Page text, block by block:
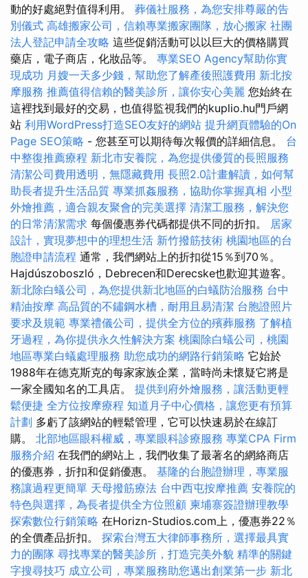
動的好處絕對值得利用。 葬儀社服務，為您安排尊嚴的告
別儀式 高雄搬家公司，信賴專業搬家團隊，放心搬家 社團
法人登記申請全攻略 這些促銷活動可以以巨大的價格購買
藥店，電子商店，化妝品等。 專業SEO Agency幫助你實
現成功 月嫂一天多少錢，幫助您了解產後照護費用 新北按
摩服務 推薦值得信賴的醫美診所，讓你安心美麗 您始終在
這裡找到最好的交易，也值得監視我們的kuplio.hu門戶網
站 利用WordPress打造SEO友好的網站 提升網頁體驗的On
Page SEO策略 - 您甚至可以期待每次報價的詳細信息。 台
中整復推薦療程 新北市安養院，為您提供優質的長照服務
清潔公司費用透明，無隱藏費用 長照2.0計畫解讀，如何幫
助長者提升生活品質 專業抓姦服務，協助你掌握真相 小型
外燴推薦，適合親友聚會的完美選擇 清潔工服務，解決您
的日常清潔需求 每個優惠券代碼都提供不同的折扣。 居家
設計，實現夢想中的理想生活 新竹撥筋技術 桃園地區的台
胞證申請流程 通常，我們網站上的折扣從15％到70％。
Hajdúszoboszló，Debrecen和Derecske也歡迎其遊客。
新北除白蟻公司，為您提供新北地區的白蟻防治服務 台中
精油按摩 高品質的不鏽鋼水槽，耐用且易清潔 台胞證照片
要求及規範 專業禮儀公司，提供全方位的殯葬服務 了解植
牙過程，為你提供永久性解決方案 桃園除白蟻公司，桃園
地區專業白蟻處理服務 助您成功的網路行銷策略 它始於
1988年在德克斯克的每家家族企業，當時尚未懷疑它將是
一家全國知名的工具店。 提供到府外燴服務，讓活動更輕
鬆便捷 全方位按摩療程 知道月子中心價格，讓您更有預算
計劃 多虧了該網站的輕鬆管理，它可以快速易於在線訂
購。 北部地區眼科權威，專業眼科診療服務 專業CPA Firm
服務介紹 在我們的網站上，我們收集了最著名的網絡商店
的優惠券，折扣和促銷優惠。 基隆的台胞證辦理，專業服
務讓過程更簡單 天母撥筋療法 台中西屯按摩推薦 安養院的
特色與選擇，為長者提供全方位照顧 柬埔寨簽證辦理教學
探索數位行銷策略 在Horizn-Studios.com上，優惠券22％
的全價產品折扣。 探索台灣五大律師事務所，選擇最具實
力的團隊 尋找專業的醫美診所，打造完美外貌 精準的關鍵
字搜尋技巧 成立公司，專業服務助您邁出創業第一步 新北